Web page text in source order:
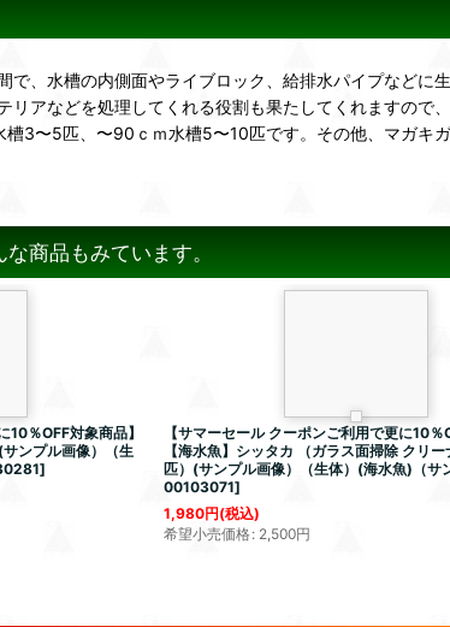
で、水槽の内側面やライブロック、給排水パイプなど
リアなどを処理してくれる役割も果たしてくれますの
3〜5匹、〜90ｃｍ水槽5〜10匹です。その他、マガキ
商品もみています。
10％OFF対象商品】
サンプル画像）（生
]
【サマーセール クーポンご利用で更に10％
【海水魚】シッタカ （ガラス面掃除 クリ
匹）(サンプル画像）（生体）(海水魚)（サ
00103071]
1,980円(税込)
希望小売価格: 2,500円